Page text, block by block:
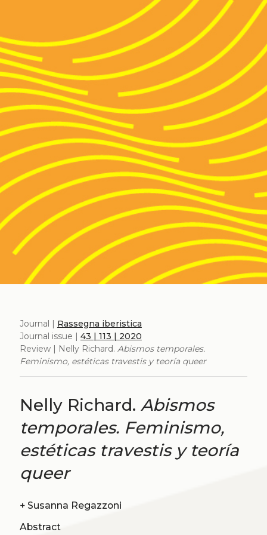
Journal | Rassegna iberistica
Journal issue | 43 | 113 | 2020
Review | Nelly Richard. Abismos temporales.
Feminismo, estéticas travestis y teoría queer
Nelly Richard. Abismos
temporales. Feminismo,
estéticas travestis y teoría
queer
+ Susanna Regazzoni
Abstract